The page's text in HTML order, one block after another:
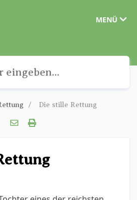
MENÜ
Die stille Rettung